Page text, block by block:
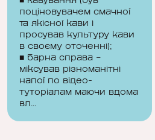
Владислав
Воронін
28 років
Терпи — терпець
тебе шліфує!
поціновувачем смачної
та якісної кави і
просував культуру кави
в своєму оточенні);
■ барна справа –
міксував різноманітні
напої по відео-
туторіалам маючи вдома
вл...